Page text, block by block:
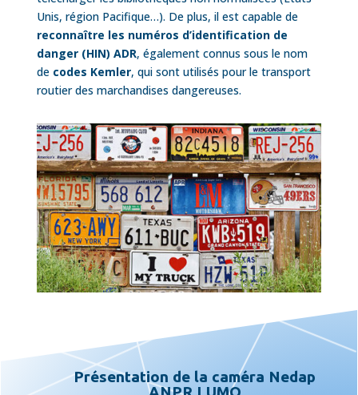
Unis, région Pacifique…). De plus, il est capable de
reconnaître les numéros d’identification de
danger (HIN) ADR, également connus sous le nom
de codes Kemler, qui sont utilisés pour le transport
routier des marchandises dangereuses.
Présentation de la caméra Nedap